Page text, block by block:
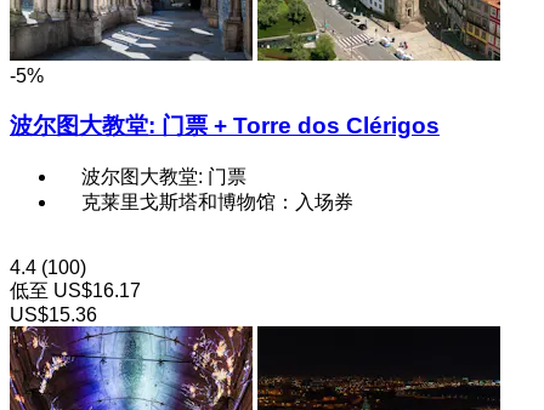
-5%
波尔图大教堂: 门票 + Torre dos Clérigos
波尔图大教堂: 门票
克莱里戈斯塔和博物馆：入场券
4.4 (100)
低至 US$16.17
US$15.36